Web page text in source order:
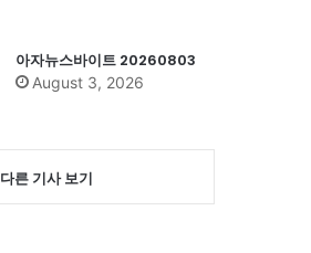
아자뉴스바이트 20260803
August 3, 2026
다른 기사 보기